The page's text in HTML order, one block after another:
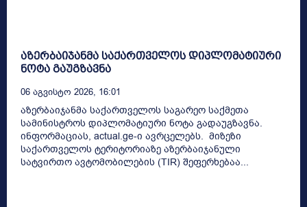
აზერბაიჯანმა საქართველოს დიპლომატიური
ნოტა გაუგზავნა
06 Აგვისტო 2026, 16:01
აზერბაიჯანმა საქართველოს საგარეო საქმეთა
სამინისტროს დიპლომატიური ნოტა გადაუგზავნა.
ინფორმაციას, actual.ge-ი ავრცელებს. მიზეზი
საქართველოს ტერიტორიაზე აზერბაიჯანული
სატვირთო ავტომობილების (TIR) შეფერხებაა...